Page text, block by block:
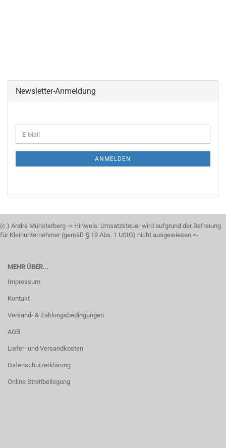
Newsletter-Anmeldung
ANMELDEN
(c.) Andre Münsterberg -> Hinweis: Umsatzsteuer wird aufgrund der Befreiung
für Kleinunternehmer (gemäß § 19 Abs. 1 UStG) nicht ausgewiesen <-
MEHR ÜBER...
Impressum
Kontakt
Versand- & Zahlungsbedingungen
AGB
Liefer- und Versandkosten
Datenschutzerklärung
Online Streitbeilegung